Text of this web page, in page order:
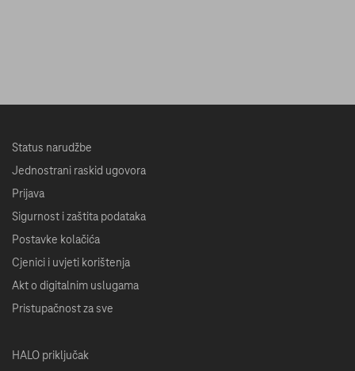
Status narudžbe
Jednostrani raskid ugovora
Prijava
Sigurnost i zaštita podataka
Postavke kolačića
Cjenici i uvjeti korištenja
Akt o digitalnim uslugama
Pristupačnost za sve
HALO priključak